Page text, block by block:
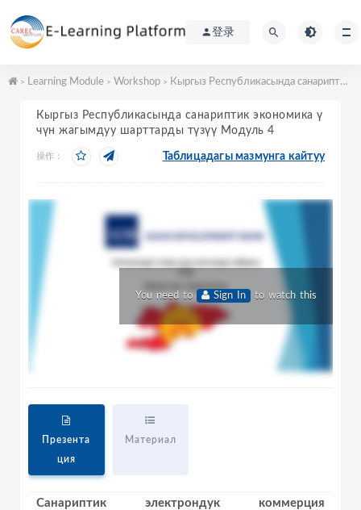
登录
> Learning Module > Workshop > Кыргыз Республикасында санариптик экономика үчүн жагымдуу шарттарды түзүү Модуль 4
Кыргыз Республикасында санариптик экономика ү
чүн жагымдуу шарттарды түзүү Модуль 4
操作： Таблицадагы мазмунга кайтуу
You need to Sign In to watch this
video.
Презента
ция
Материал
Санариптик электрондук коммерция